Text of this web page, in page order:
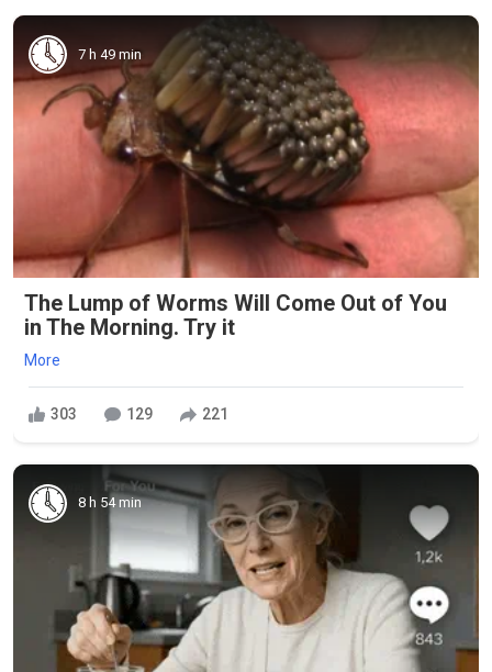
7 h 49 min
The Lump of Worms Will Come Out of You
in The Morning. Try it
More
303 129 221
8 h 54 min